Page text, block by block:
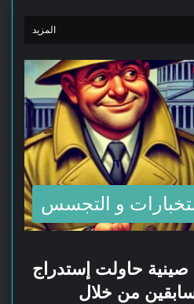
المزيد
و التجسس
حاولت إستدراج
من خلال